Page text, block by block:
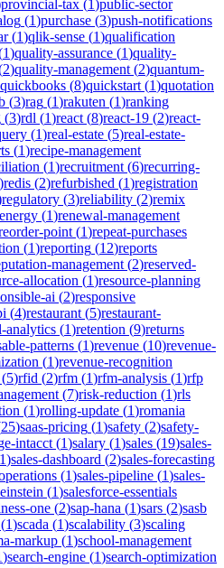
provincial-tax (1)public-sector
(1)purchase (3)push-notifications
(1)qlik-sense (1)qualification
1)quality-assurance (1)quality-
2)quality-management (2)quantum-
quickbooks (8)quickstart (1)quotation
(3)rag (1)rakuten (1)ranking
(3)rdl (1)react (8)react-19 (2)react-
(1)real-estate (5)real-estate-
(1)recipe-management
(1)recruitment (6)recurring-
)redis (2)refurbished (1)registration
regulatory (3)reliability (2)remix
(1)renewal-management
point (1)repeat-purchases
(1)reporting (12)reports
management (2)reserved-
allocation (1)resource-planning
ai (2)responsive
(4)restaurant (5)restaurant-
analytics (1)retention (9)returns
patterns (1)revenue (10)revenue-
(1)revenue-recognition
(5)rfid (2)rfm (1)rfm-analysis (1)rfp
(7)risk-reduction (1)rls
(1)rolling-update (1)romania
25)saas-pricing (1)safety (2)safety-
intacct (1)salary (1)sales (19)sales-
1)sales-dashboard (2)sales-forecasting
(1)sales-pipeline (1)sales-
(1)salesforce-essentials
one (2)sap-hana (1)sars (2)sasb
(1)scada (1)scalability (3)scaling
markup (1)school-management
)search-engine (1)search-optimization